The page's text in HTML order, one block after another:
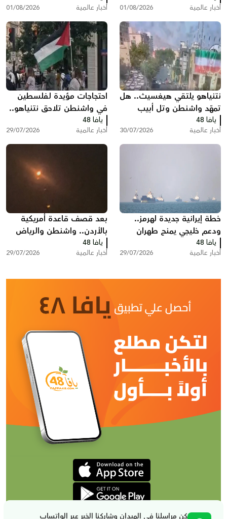
كن مراسلنا في الميدان وشاركنا الخبر عبر الواتساب
أخبار عالمية 01/08/2026
تدعو إلى تصعيد أمريكي
أخبار عالمية 01/08/2026
نتنياهو يلتقي هيغسيث.. هل
تمهّد واشنطن وتل أبيب
لضربة جديدة ضد إيران؟
يافا 48
أخبار عالمية 30/07/2026
احتجاجات مؤيدة لفلسطين
في واشنطن تلاحق نتنياهو..
هتافات وصفارات إنذار أمام
مقر إقامته
يافا 48
أخبار عالمية 29/07/2026
خطة إيرانية جديدة لهرمز..
ودعم خليجي يمنح طهران
نفوذا غير مسبوق
يافا 48
أخبار عالمية 29/07/2026
بعد قصف قاعدة أمريكية
بالأردن.. واشنطن والرياض
تشنان هجوما واسعا شرق
العراق
يافا 48
أخبار عالمية 29/07/2026